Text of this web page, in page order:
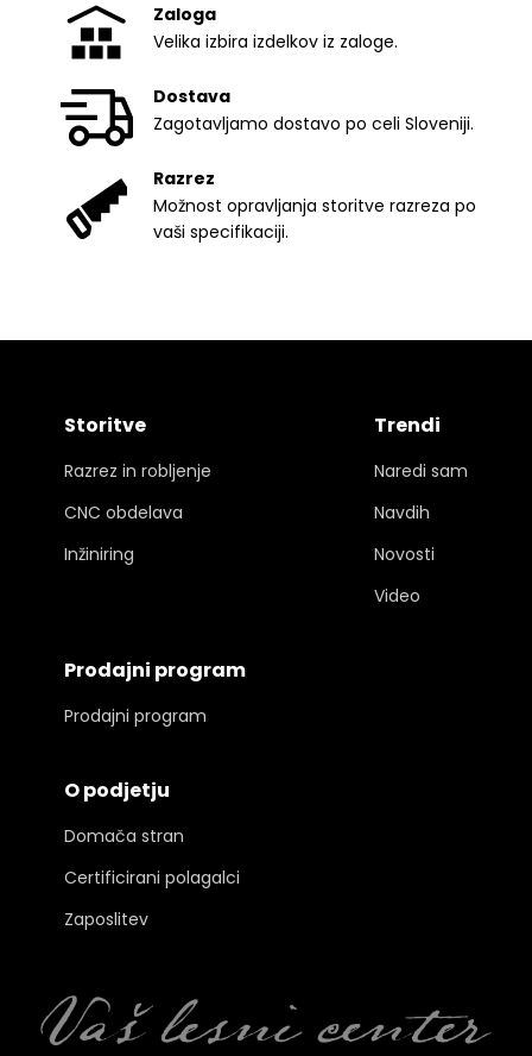
Zaloga
Velika izbira izdelkov iz zaloge.
Dostava
Zagotavljamo dostavo po celi Sloveniji.
Razrez
Možnost opravljanja storitve razreza po
vaši specifikaciji.
Storitve
Razrez in robljenje
CNC obdelava
Inžiniring
Trendi
Naredi sam
Navdih
Novosti
Video
Prodajni program
Prodajni program
O podjetju
Domača stran
Certificirani polagalci
Zaposlitev